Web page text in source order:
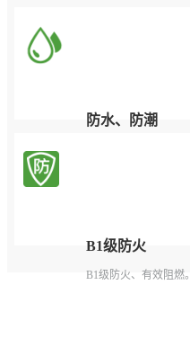
防水、防潮
B1级防火
B1级防火、有效阻燃。